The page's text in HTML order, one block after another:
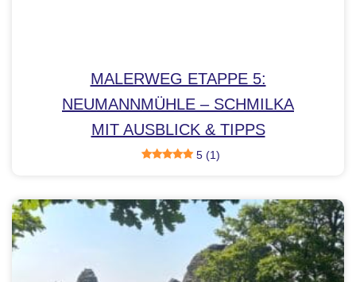
MALERWEG ETAPPE 5:
NEUMANNMÜHLE – SCHMILKA
MIT AUSBLICK & TIPPS
5 (1)